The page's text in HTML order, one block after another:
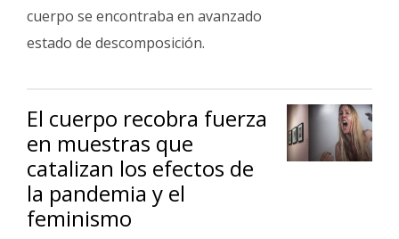
cuerpo se encontraba en avanzado
estado de descomposición.
El cuerpo recobra fuerza
en muestras que
catalizan los efectos de
la pandemia y el
feminismo